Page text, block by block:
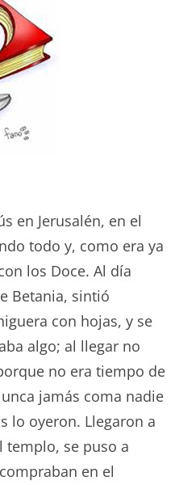
en Jerusalén, en el
todo y, como era ya
los Doce. Al día
Betania, sintió
con hojas, y se
algo; al llegar no
no era tiempo de
jamás coma nadie
lo oyeron. Llegaron a
templo, se puso a
en el